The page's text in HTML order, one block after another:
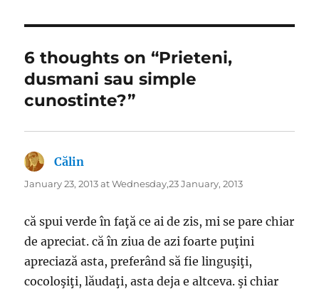
6 thoughts on “Prieteni,
dusmani sau simple
cunostinte?”
Călin
January 23, 2013 at Wednesday,23 January, 2013
că spui verde în faţă ce ai de zis, mi se pare chiar
de apreciat. că în ziua de azi foarte puţini
apreciază asta, preferând să fie linguşiţi,
cocoloşiţi, lăudaţi, asta deja e altceva. şi chiar